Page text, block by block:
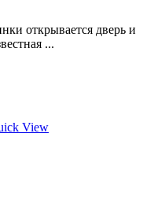
открывается дверь и
...
View